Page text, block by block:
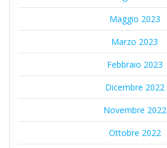
Maggio 2023
Marzo 2023
Febbraio 2023
Dicembre 2022
Novembre 2022
Ottobre 2022